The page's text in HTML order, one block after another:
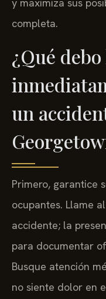
y maximiza sus
completa.
¿Qué
un
Primero, garantice
ocupantes. Llame
accidente; la
para documentar
Busque atención
no siente dolor en